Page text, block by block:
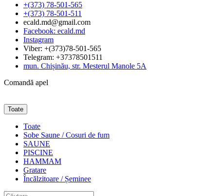
+(373) 78-501-565
+(373) 78-501-511
ecald.md@gmail.com
Facebook: ecald.md
Instagram
Viber: +(373)78-501-565
Telegram: +37378501511
mun. Chișinău, str. Mesterul Manole 5A
Comandă apel
Toate
Toate
Sobe Saune / Cosuri de fum
SAUNE
PISCINE
HAMMAM
Gratare
Încălzitoare / Șeminee